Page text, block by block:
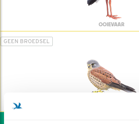
OOIEVAAR
GEEN BROEDSEL